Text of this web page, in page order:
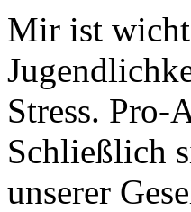
Mir ist
Stress.
Schließlich
unserer